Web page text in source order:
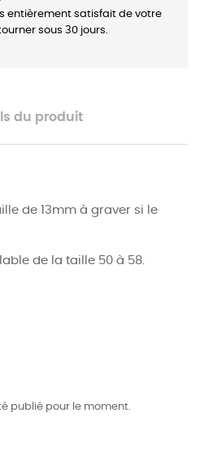
entièrement satisfait de votre
sous 30 jours.
du produit
de 13mm à graver si le
de la taille 50 à 58.
publié pour le moment.